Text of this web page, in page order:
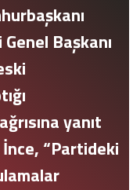
Başkanı
yanıt
“Partideki